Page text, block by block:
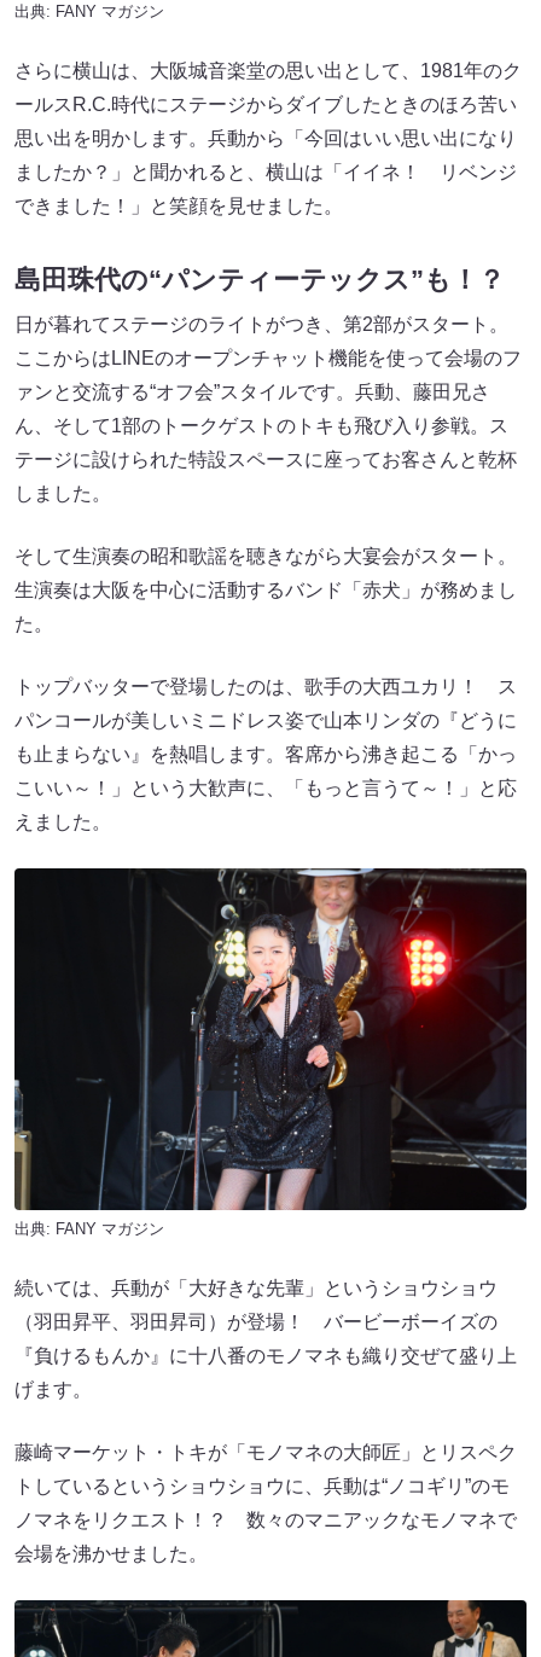
出典: FANY マガジン
さらに横山は、大阪城音楽堂の思い出として、1981年のク
ールスR.C.時代にステージからダイブしたときのほろ苦い
思い出を明かします。兵動から「今回はいい思い出になり
ましたか？」と聞かれると、横山は「イイネ！ リベンジ
できました！」と笑顔を見せました。
島田珠代の“パンティーテックス”も！？
日が暮れてステージのライトがつき、第2部がスタート。
ここからはLINEのオープンチャット機能を使って会場のフ
ァンと交流する“オフ会”スタイルです。兵動、藤田兄さ
ん、そして1部のトークゲストのトキも飛び入り参戦。ス
テージに設けられた特設スペースに座ってお客さんと乾杯
しました。
そして生演奏の昭和歌謡を聴きながら大宴会がスタート。
生演奏は大阪を中心に活動するバンド「赤犬」が務めまし
た。
トップバッターで登場したのは、歌手の大西ユカリ！ ス
パンコールが美しいミニドレス姿で山本リンダの『どうに
も止まらない』を熱唱します。客席から沸き起こる「かっ
こいい～！」という大歓声に、「もっと言うて～！」と応
えました。
出典: FANY マガジン
続いては、兵動が「大好きな先輩」というショウショウ
（羽田昇平、羽田昇司）が登場！ バービーボーイズの
『負けるもんか』に十八番のモノマネも織り交ぜて盛り上
げます。
藤崎マーケット・トキが「モノマネの大師匠」とリスペク
トしているというショウショウに、兵動は“ノコギリ”のモ
ノマネをリクエスト！？ 数々のマニアックなモノマネで
会場を沸かせました。